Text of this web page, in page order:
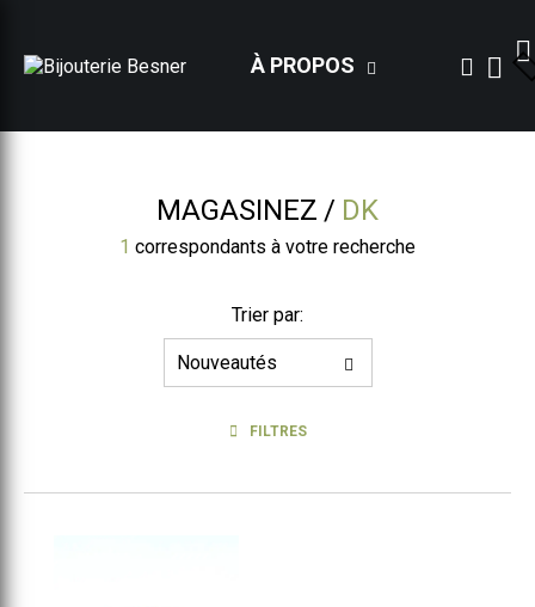
À PROPOS
MAGASINEZ DK
1 correspondants à votre recherche
Trier par:
FILTRES